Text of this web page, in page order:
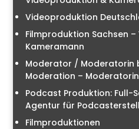
Videoproduktion
Filmproduktion Sachsen
Kameramann
Moderator / Moderatorin
Moderation –
Podcast Produktion: Full-
Agentur für
Filmproduktionen